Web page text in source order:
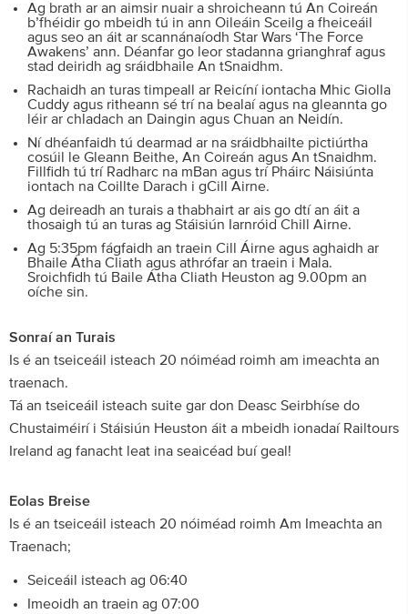
Ag brath ar an aimsir nuair a shroicheann tú An Coireán
b’fhéidir go mbeidh tú in ann Oileáin Sceilg a fheiceáil
agus seo an áit ar scannánaíodh Star Wars ‘The Force
Awakens’ ann. Déanfar go leor stadanna grianghraf agus
stad deiridh ag sráidbhaile An tSnaidhm.
Rachaidh an turas timpeall ar Reicíní iontacha Mhic Giolla
Cuddy agus ritheann sé trí na bealaí agus na gleannta go
léir ar chladach an Daingin agus Chuan an Neidín.
Ní dhéanfaidh tú dearmad ar na sráidbhailte pictiúrtha
cosúil le Gleann Beithe, An Coireán agus An tSnaidhm.
Fillfidh tú trí Radharc na mBan agus trí Pháirc Náisiúnta
iontach na Coillte Darach i gCill Airne.
Ag deireadh an turais a thabhairt ar ais go dtí an áit a
thosaigh tú an turas ag Stáisiún Iarnróid Chill Airne.
Ag 5:35pm fágfaidh an traein Cill Áirne agus aghaidh ar
Bhaile Átha Cliath agus athrófar an traein i Mala.
Sroichfidh tú Baile Átha Cliath Heuston ag 9.00pm an
oíche sin.
Sonraí an Turais
Is é an tseiceáil isteach 20 nóiméad roimh am imeachta an
traenach.
Tá an tseiceáil isteach suite gar don Deasc Seirbhíse do
Chustaiméirí i Stáisiún Heuston áit a mbeidh ionadaí Railtours
Ireland ag fanacht leat ina seaicéad buí geal!
Eolas Breise
Is é an tseiceáil isteach 20 nóiméad roimh Am Imeachta an
Traenach;
Seiceáil isteach ag 06:40
Imeoidh an traein ag 07:00